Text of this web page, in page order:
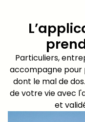
Particuliers,
accompagne pour
dont le mal de
de votre vie avec
et